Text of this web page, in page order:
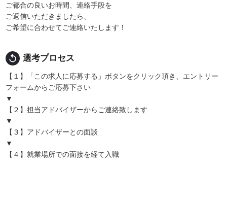
ご都合の良いお時間、連絡手段を
ご返信いただきましたら、
ご希望に合わせてご連絡いたします！
replay 選考プロセス
【１】「この求人に応募する」ボタンをクリック頂き、エントリー
フォームからご応募下さい
▼
【２】担当アドバイザーからご連絡致します
▼
【３】アドバイザーとの面談
▼
【４】就業場所での面接を経て入職